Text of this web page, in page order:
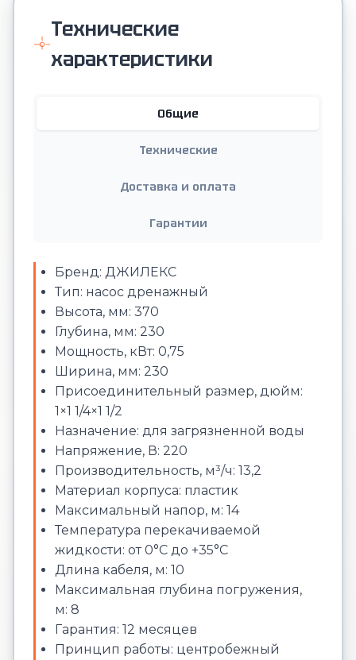
Технические
характеристики
Общие
Технические
Доставка и оплата
Гарантии
Бренд: ДЖИЛЕКС
Тип: насос дренажный
Высота, мм: 370
Глубина, мм: 230
Мощность, кВт: 0,75
Ширина, мм: 230
Присоединительный размер, дюйм:
1×1 1/4×1 1/2
Назначение: для загрязненной воды
Напряжение, В: 220
Производительность, м³/ч: 13,2
Материал корпуса: пластик
Максимальный напор, м: 14
Температура перекачиваемой
жидкости: от 0°С до +35°С
Длина кабеля, м: 10
Максимальная глубина погружения,
м: 8
Гарантия: 12 месяцев
Принцип работы: центробежный